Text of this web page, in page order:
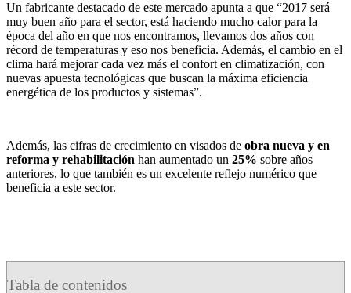
Un fabricante destacado de este mercado apunta a que “2017 será
muy buen año para el sector, está haciendo mucho calor para la
época del año en que nos encontramos, llevamos dos años con
récord de temperaturas y eso nos beneficia. Además, el cambio en el
clima hará mejorar cada vez más el confort en climatización, con
nuevas apuesta tecnológicas que buscan la máxima eficiencia
energética de los productos y sistemas”.
Además, las cifras de crecimiento en visados de obra nueva y en
reforma y rehabilitación han aumentado un 25% sobre años
anteriores, lo que también es un excelente reflejo numérico que
beneficia a este sector.
Tabla de contenidos